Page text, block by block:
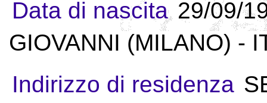
Data di nascita 29/09/
GIOVANNI (MILANO) -
Indirizzo di residenza